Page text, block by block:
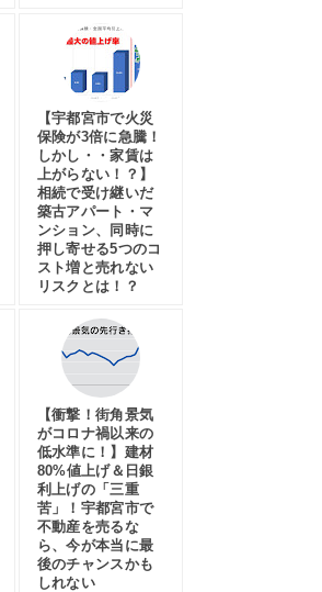
【宇都宮市で火災
保険が3倍に急騰！
しかし・・家賃は
上がらない！？】
相続で受け継いだ
築古アパート・マ
ンション、同時に
押し寄せる5つのコ
スト増と売れない
リスクとは！？
【衝撃！街角景気
がコロナ禍以来の
低水準に！】建材
80%値上げ＆日銀
利上げの「三重
苦」！宇都宮市で
不動産を売るな
ら、今が本当に最
後のチャンスかも
しれない